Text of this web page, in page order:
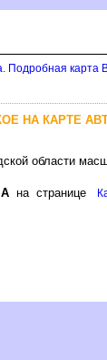
Подробная карта
НА КАРТЕ
области
Ана странице